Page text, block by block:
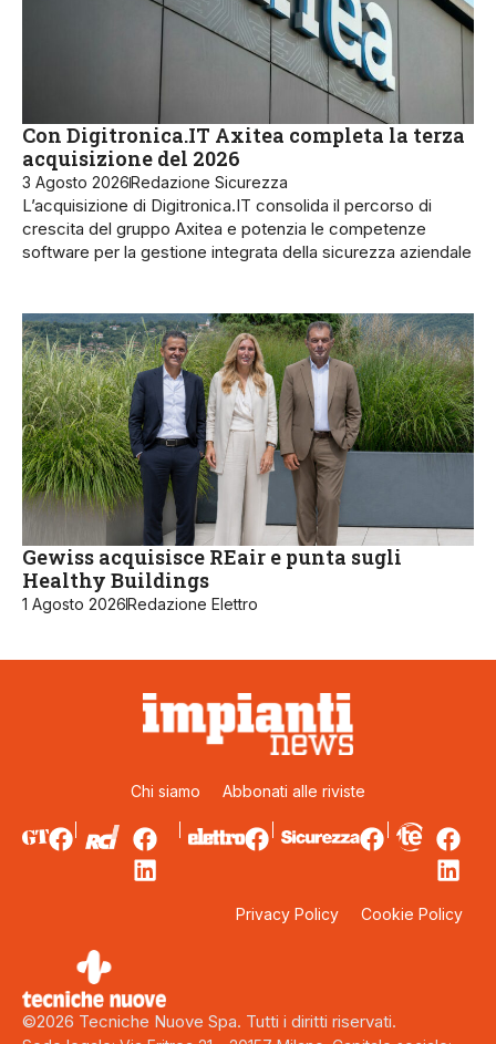
Con Digitronica.IT Axitea completa la terza
acquisizione del 2026
3 Agosto 2026 Redazione Sicurezza
L’acquisizione di Digitronica.IT consolida il percorso di
crescita del gruppo Axitea e potenzia le competenze
software per la gestione integrata della sicurezza aziendale
Gewiss acquisisce REair e punta sugli
Healthy Buildings
1 Agosto 2026Redazione Elettro
Chi siamo Abbonati alle riviste
Privacy Policy Cookie Policy
©2026 Tecniche Nuove Spa. Tutti i diritti riservati.